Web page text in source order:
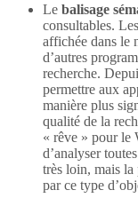
Le balisage
consultables.
affichée dans le
d’autres
recherche.
permettre aux
manière plus
qualité de la
« rêve » pour le
d’analyser
très loin, mais la
par ce type